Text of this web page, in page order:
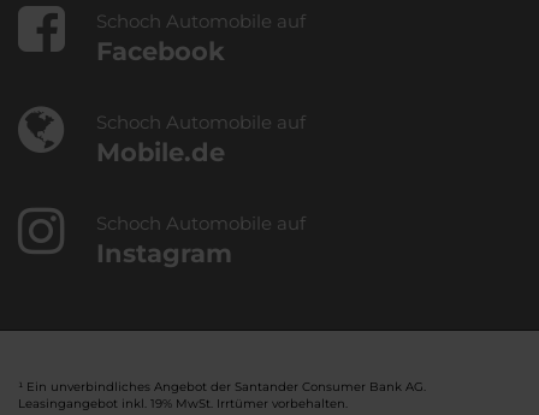
Schoch Automobile auf
Facebook
Schoch Automobile auf
Mobile.de
Schoch Automobile auf
Instagram
¹ Ein unverbindliches Angebot der Santander Consumer Bank AG.
Leasingangebot inkl. 19% MwSt. Irrtümer vorbehalten.